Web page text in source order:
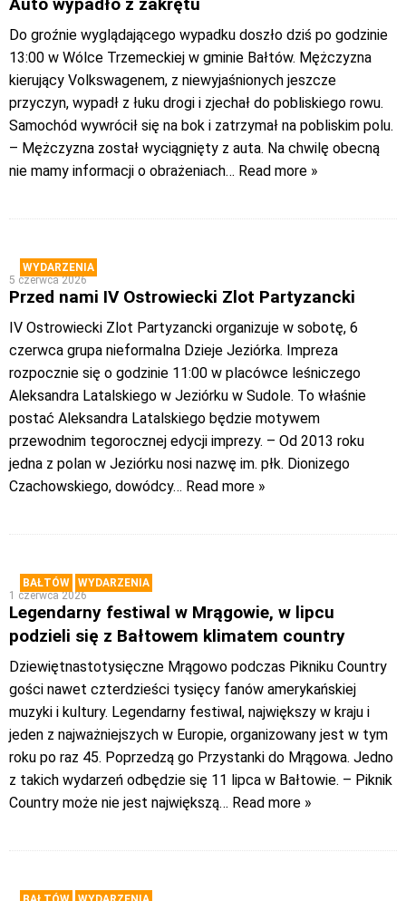
Do groźnie wyglądającego wypadku doszło dziś po godzinie
13:00 w Wólce Trzemeckiej w gminie Bałtów. Mężczyzna
kierujący Volkswagenem, z niewyjaśnionych jeszcze
przyczyn, wypadł z łuku drogi i zjechał do pobliskiego rowu.
Samochód wywrócił się na bok i zatrzymał na pobliskim polu.
– Mężczyzna został wyciągnięty z auta. Na chwilę obecną
nie mamy informacji o obrażeniach… Read more »
WYDARZENIA
5 czerwca 2026
Przed nami IV Ostrowiecki Zlot Partyzancki
IV Ostrowiecki Zlot Partyzancki organizuje w sobotę, 6
czerwca grupa nieformalna Dzieje Jeziórka. Impreza
rozpocznie się o godzinie 11:00 w placówce leśniczego
Aleksandra Latalskiego w Jeziórku w Sudole. To właśnie
postać Aleksandra Latalskiego będzie motywem
przewodnim tegorocznej edycji imprezy. – Od 2013 roku
jedna z polan w Jeziórku nosi nazwę im. płk. Dionizego
Czachowskiego, dowódcy… Read more »
BAŁTÓW
WYDARZENIA
1 czerwca 2026
Legendarny festiwal w Mrągowie, w lipcu
podzieli się z Bałtowem klimatem country
Dziewiętnastotysięczne Mrągowo podczas Pikniku Country
gości nawet czterdzieści tysięcy fanów amerykańskiej
muzyki i kultury. Legendarny festiwal, największy w kraju i
jeden z najważniejszych w Europie, organizowany jest w tym
roku po raz 45. Poprzedzą go Przystanki do Mrągowa. Jedno
z takich wydarzeń odbędzie się 11 lipca w Bałtowie. – Piknik
Country może nie jest największą… Read more »